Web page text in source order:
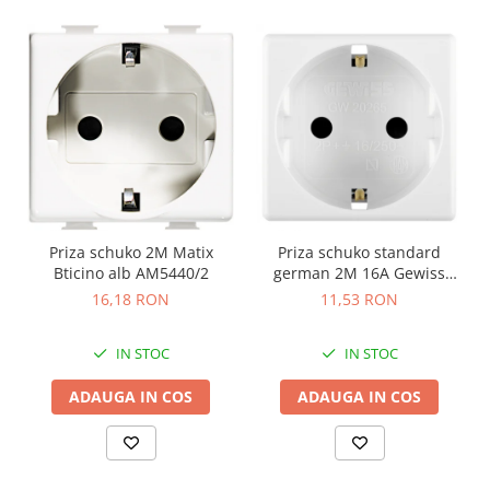
Priza schuko 2M Matix
Bticino alb AM5440/2
16,18 RON
IN STOC
ADAUGA IN COS
Priza schuko standard
german 2M 16A Gewiss
System alb GW20265
11,53 RON
IN STOC
ADAUGA IN COS